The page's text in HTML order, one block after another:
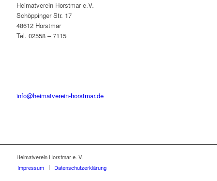
Heimatverein Horstmar e.V.
Schöppinger Str. 17
48612 Horstmar
Tel. 02558 – 7115
info@heimatverein-horstmar.de
Heimatverein Horstmar e. V.
Impressum
Datenschutzerklärung